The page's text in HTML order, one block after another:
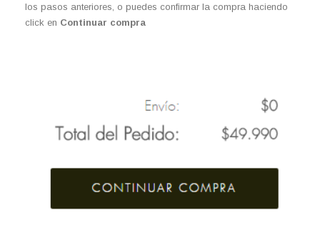
los pasos anteriores, o puedes confirmar la compra haciendo
click en Continuar compra